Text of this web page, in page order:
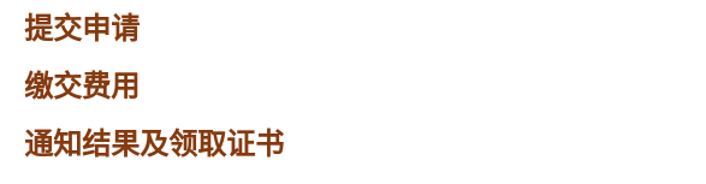
提交申请
缴交费用
通知结果及领取证书